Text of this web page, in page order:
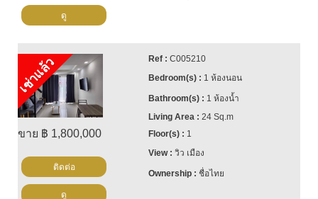
ดู
เช่าแล้ว
ขาย ฿ 1,800,000
C005210
1 ห้องนอน
1 ห้องน้ำ
24 Sq.m
1
วิว เมือง
ชื่อไทย
ติดต่อ
ดู